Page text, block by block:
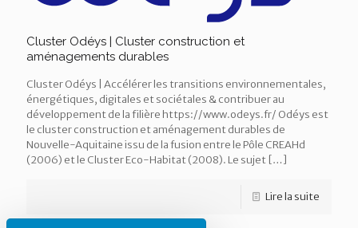
Cluster Odéys | Cluster construction et
aménagements durables
Cluster Odéys | Accélérer les transitions environnementales,
énergétiques, digitales et sociétales & contribuer au
développement de la filière https://www.odeys.fr/ Odéys est
le cluster construction et aménagement durables de
Nouvelle-Aquitaine issu de la fusion entre le Pôle CREAHd
(2006) et le Cluster Eco-Habitat (2008). Le sujet […]
Lire la suite